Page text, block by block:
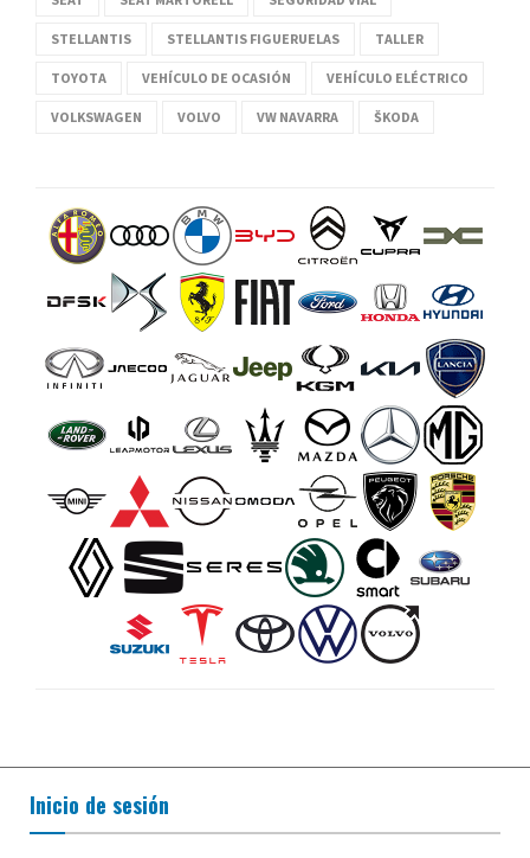
STELLANTIS STELLANTIS FIGUERUELAS TALLER
TOYOTA VEHÍCULO DE OCASIÓN VEHÍCULO ELÉCTRICO
VOLKSWAGEN VOLVO VW NAVARRA ŠKODA
Inicio de sesión